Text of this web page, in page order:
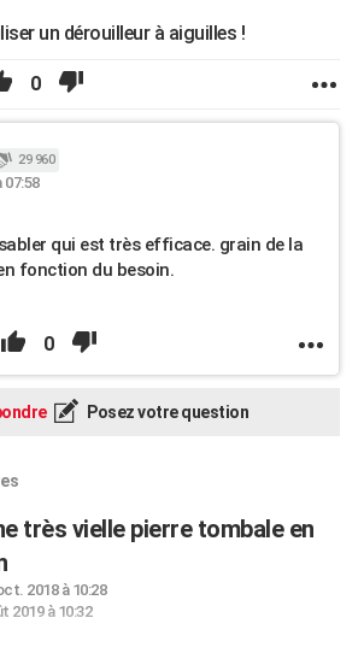
un dérouilleur à aiguilles !
0
29 960
07:58
qui est très efficace. grain de la
fonction du besoin.
0
Posez votre question
très vielle pierre tombale en
2018 à 10:28
2019 à 10:32